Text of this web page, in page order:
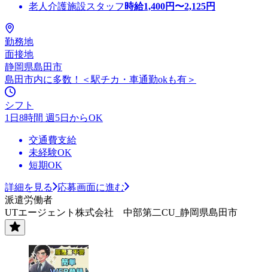
老人介護施設スタッフ 時給1,400円〜2,125円
勤務地
面接地
静岡県島田市
島田市内に多数！＜駅チカ・車通勤okも有＞
シフト
1日8時間 週5日からOK
交通費支給
未経験OK
短期OK
詳細を見る
応募画面に進む
派遣労働者
UTエージェント株式会社 中部第二CU_静岡県島田市